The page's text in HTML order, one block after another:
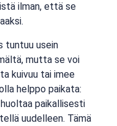
ilman, että se
tuntuu usein
mutta se voi
kuivuu tai imee
helppo paikata:
paikallisesti
uudelleen. Tämä